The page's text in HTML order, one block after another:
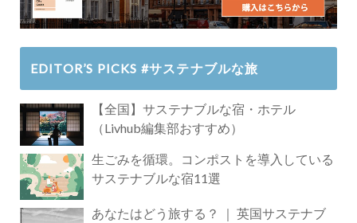
EDITOR’S PICKS #サステナブルな旅
【全国】サステナブルな宿・ホテル
（Livhub編集部おすすめ）
生ごみを循環。コンポストを導入している
サステナブルな宿11選
あなたはどう旅する？ ｜ 英国サステナブ